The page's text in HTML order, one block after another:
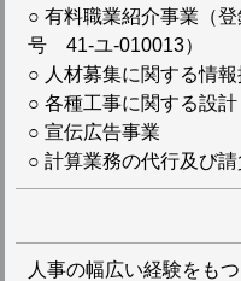
○ 有料職業紹介事業（
号 41-ユ-010013）
○ 人材募集に関する情
○ 各種工事に関する設
○ 宣伝広告事業
○ 計算業務の代行及び請
人事の幅広い経験をも